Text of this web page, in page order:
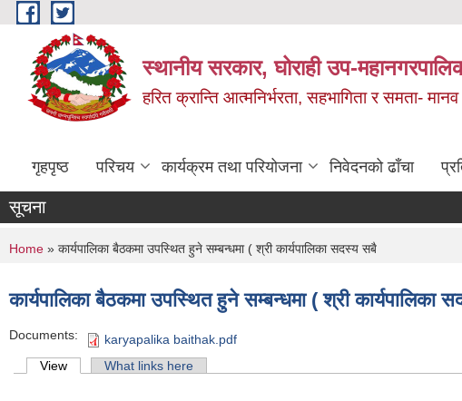
Skip to main content
स्थानीय सरकार, घोराही उप-
हरित क्रान्ति आत्मनिर्भरता, सहभागिता र समता-
गृहपृष्ठ परिचय कार्यक्रम तथा परियोजना निवेदनको ढाँचा
सूचना
You are here
Home » कार्यपालिका बैठकमा उपस्थित हुने सम्बन्धमा ( श्री कार्यपालिका सदस्य सबै
कार्यपालिका बैठकमा उपस्थित हुने सम्बन्धमा ( श्री कार्यपालिका
Documents: karyapalika baithak.pdf
Primary tabs
View (active tab)What links here